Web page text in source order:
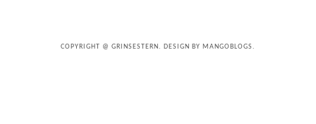
COPYRIGHT @ GRINSESTERN. DESIGN BY MANGOBLOGS.